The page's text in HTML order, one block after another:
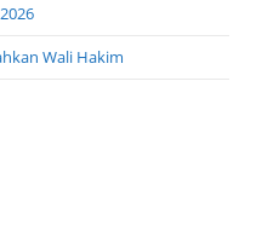
Wali Hakim